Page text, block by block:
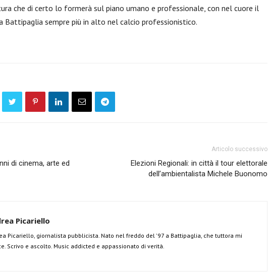
che di certo lo formerà sul piano umano e professionale, con nel cuore il
Battipaglia sempre più in alto nel calcio professionistico.
di cinema, arte ed
Articolo successivo
Elezioni Regionali: in città il tour elettorale
dell’ambientalista Michele Buonomo
Picariello
Picariello, giornalista pubblicista. Nato nel freddo del '97 a Battipaglia, che tuttora mi
Scrivo e ascolto. Music addicted e appassionato di verità.